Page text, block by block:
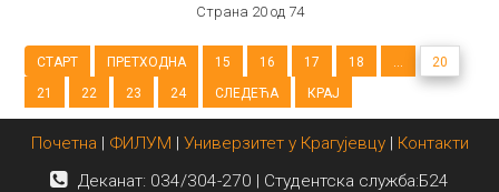
Страна 20 од 74
СТАРТ ПРЕТХОДНА 15 16 17 18 ...
20
21
22 23 24 СЛЕДЕЋА КРАЈ
Почетна | ФИЛУМ | Универзитет у Крагујевцу| Контакти
Деканат: 034/304-270 | Студентска служба:Б24